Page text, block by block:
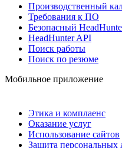
Производственный
Требования к ПО
Безопасный
HeadHunter API
Поиск работы
Поиск по резюме
Мобильное приложение
Этика и комплаенс
Оказание услуг
Использование сайтов
Защита персональных